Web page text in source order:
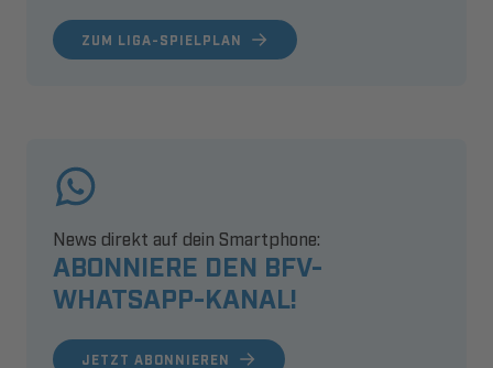
ZUM LIGA-SPIELPLAN
ABONNIERE DEN BFV-
WHATSAPP-KANAL!
News direkt auf dein Smartphone:
JETZT ABONNIEREN